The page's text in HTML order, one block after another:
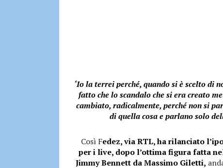
‘Io la terrei perché, quando si è scelto di
fatto che lo scandalo che si era creato
cambiato, radicalmente, perché non si
di quella cosa e parlano solo
Così Fedez, via RTL, ha rilanciato
per i live, dopo l’ottima figura fatta
Jimmy Bennett da Massimo Giletti,